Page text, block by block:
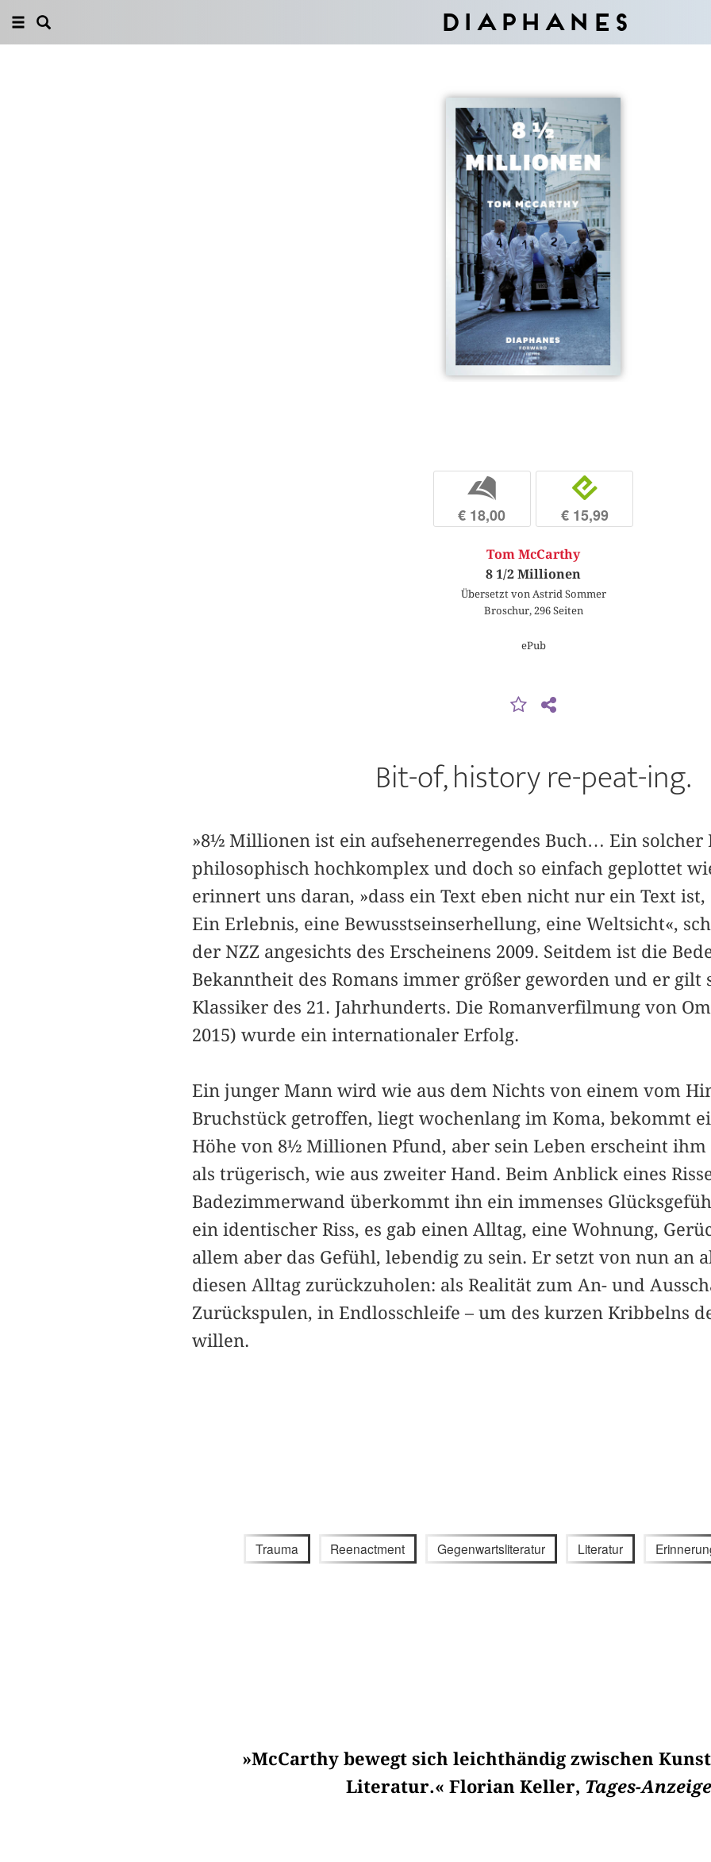
Diaphanes
b
€ 18,00
e
€ 15,99
Tom McCarthy
8 1/2 Millionen
Übersetzt von Astrid Sommer
Broschur, 296 Seiten
ePub
Bit-of, history re-peat-ing.
»8½ Millionen ist ein aufsehenerregendes Buch… Ein solcher
philosophisch hochkomplex und doch so einfach geplottet
erinnert uns daran, »dass ein Text eben nicht nur ein Text
Ein Erlebnis, eine Bewusstseinserhellung, eine Weltsicht«,
der NZZ angesichts des Erscheinens 2009. Seitdem ist die
Bekanntheit des Romans immer größer geworden und er gilt
Klassiker des 21. Jahrhunderts. Die Romanverfilmung von
2015) wurde ein internationaler Erfolg.
Ein junger Mann wird wie aus dem Nichts von einem vom
Bruchstück getroffen, liegt wochenlang im Koma, bekommt
Höhe von 8½ Millionen Pfund, aber sein Leben erscheint ihm
als trügerisch, wie aus zweiter Hand. Beim Anblick eines
Badezimmerwand überkommt ihn ein immenses
ein identischer Riss, es gab einen Alltag, eine Wohnung,
allem aber das Gefühl, lebendig zu sein. Er setzt von nun an
diesen Alltag zurückzuholen: als Realität zum An- und
Zurückspulen, in Endlosschleife – um des kurzen Kribbelns
willen.
Trauma Reenactment Gegenwartsliteratur Literatur
»McCarthy bewegt sich leichthändig zwischen
Literatur.« Florian Keller, Tages-